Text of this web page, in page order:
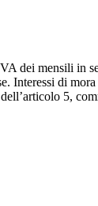
dei mensili
Interessi di
5,